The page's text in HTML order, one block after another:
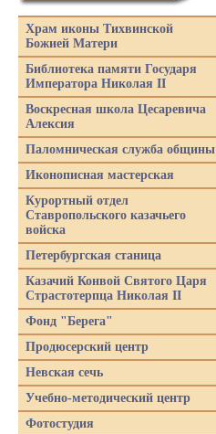
Храм иконы Тихвинской
Божией Матери
Библиотека памяти Государя
Императора Николая II
Воскресная школа Цесаревича
Алексия
Паломническая служба общины
Иконописная мастерская
Курортный отдел
Ставропольского казачьего
войска
Петербургская станица
Казачий Конвой Святого Царя
Страстотерпца Николая II
Фонд "Берега"
Продюсерский центр
Невская сечь
Учебно-методический центр
Фотостудия